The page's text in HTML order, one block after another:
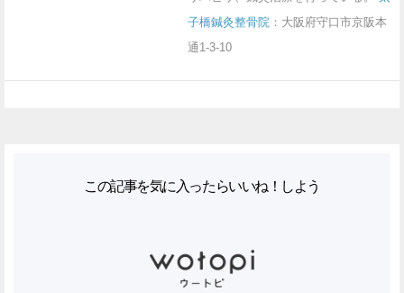
子橋鍼灸整骨院 ：大阪府守口市京阪本
通1-3-10
この記事を気に入ったらいいね！しよう